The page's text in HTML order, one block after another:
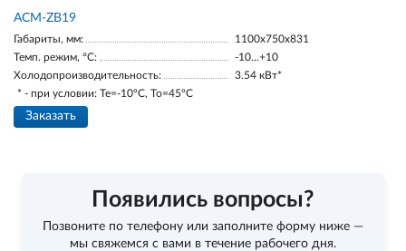
ACM-ZB19
Габариты, мм:
1100х750х831
Темп. режим, °С:
-10...+10
Холодопроизводительность:
3.54 кВт*
* - при условии: Te=-10ºC, To=45ºC
Заказать
Появились вопросы?
Позвоните по телефону или заполните форму ниже —
мы свяжемся с вами в течение рабочего дня.